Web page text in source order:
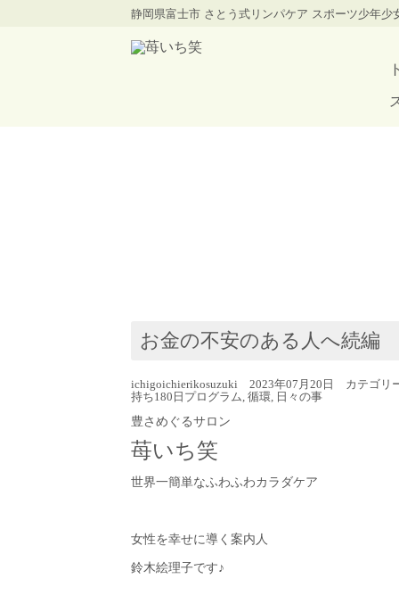
静岡県富士市 さとう式リンパケア スポーツ少年
お金の不安のある人へ続編
ichigoichierikosuzuki 2023年07月20日 カテゴリ
持ち180日プログラム, 循環, 日々の事
豊さめぐるサロン
苺いち笑
世界一簡単なふわふわカラダケア
女性を幸せに導く案内人
鈴木絵理子です♪